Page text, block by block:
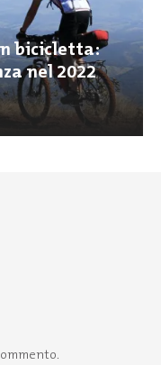
bicicletta:
nel 2022